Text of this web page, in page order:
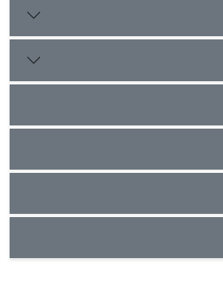
با تکیه بر تحلیل داده‌های مطبوعاتی و بدون
بیرونی، تصویری داده‌محور و عینی از روند
در میدان رسانه‌ای ایران ارائه می‌دهد.